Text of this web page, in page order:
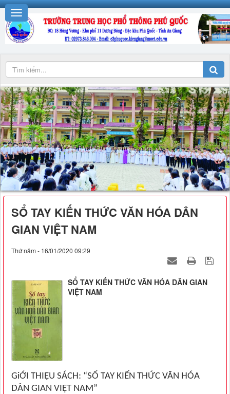
SỔ TAY KIẾN THỨC VĂN HÓA DÂN
GIAN VIỆT NAM
Thứ năm - 16/01/2020 09:29
SỔ TAY KIẾN THỨC VĂN HÓA DÂN GIAN
VIỆT NAM
GiỚI THIỆU SÁCH: “SỔ TAY KIẾN THỨC VĂN HÓA
DÂN GIAN VIỆT NAM”